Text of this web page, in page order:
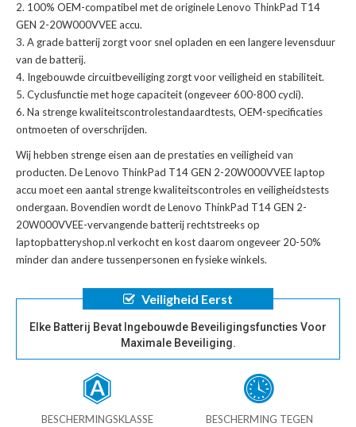
100% OEM-compatibel met deoriginele Lenovo ThinkPad T14
GEN 2-20W000VVEE accu.
A grade batterij zorgt voor snel opladen en een langere levensduur
van de batterij.
Ingebouwde circuitbeveiliging zorgt voor veiligheid en stabiliteit.
Cyclusfunctie met hoge capaciteit (ongeveer 600-800 cycli).
Na strenge kwaliteitscontrolestandaardtests, OEM-specificaties
ontmoeten of overschrijden.
Wij hebben strenge eisen aan de prestaties en veiligheid van
producten. DeLenovo ThinkPad T14 GEN 2-20W000VVEE laptop
accu moet een aantal strenge kwaliteitscontroles en veiligheidstests
ondergaan. Bovendien wordt deLenovo ThinkPad T14 GEN 2-
20W000VVEE-vervangende batterijrechtstreeks op
laptopbatteryshop.nl verkocht en kost daarom ongeveer 20-50%
minder dan andere tussenpersonen en fysieke winkels.
Veiligheid Eerst
Elke Batterij Bevat Ingebouwde Beveiligingsfuncties Voor
Maximale Beveiliging.
BESCHERMINGSKLASSE
BESCHERMING TEGEN